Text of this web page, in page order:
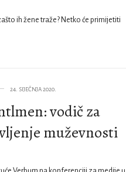
ih žene traže? Netko će primijetiti
24. SIJEČNJA 2020.
vodič za
muževnosti